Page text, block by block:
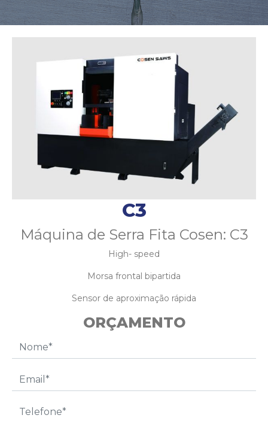
C3
Máquina de Serra Fita Cosen: C3
High- speed
Morsa frontal bipartida
Sensor de aproximação rápida
ORÇAMENTO